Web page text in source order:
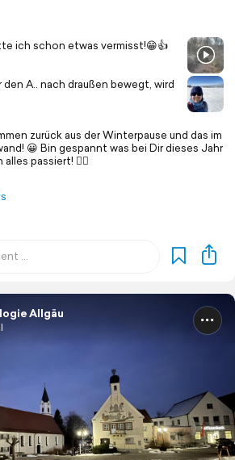
ich schon etwas vermisst!😁👍
den A.. nach draußen bewegt, wird
zurück aus der Winterpause und das im
😀 Bin gespannt was bei Dir dieses Jahr
passiert! 🙋‍♂️
Allgäu